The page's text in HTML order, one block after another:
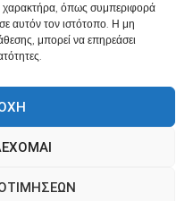
χαρακτήρα, όπως συμπεριφορά
αυτόν τον ιστότοπο. Η μη
μπορεί να επηρεάσει
by